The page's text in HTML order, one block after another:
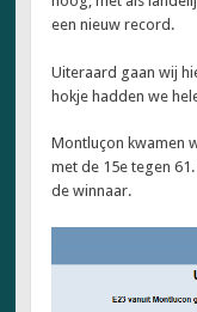
een nieuw record.
Uiteraard gaan wij
hokje hadden we
Montluçon kwamen
met de 15e tegen
de winnaar.